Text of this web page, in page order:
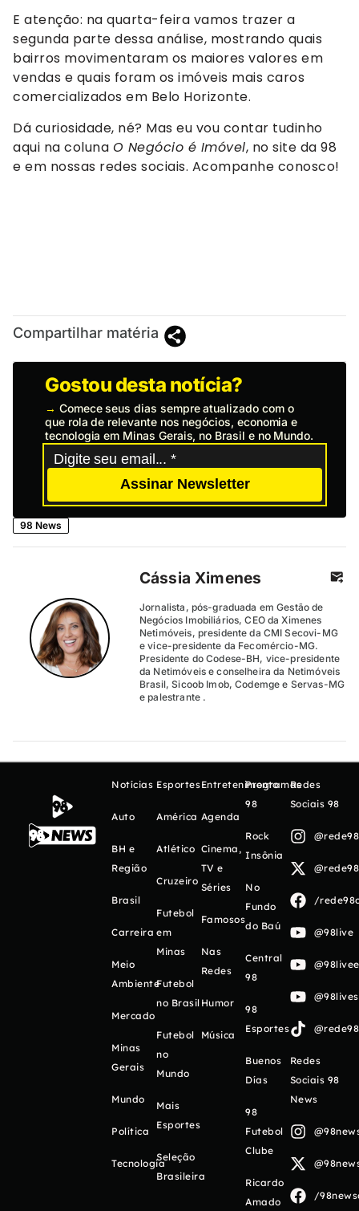
E atenção: na quarta-feira vamos trazer a
segunda parte dessa análise, mostrando quais
bairros movimentaram os maiores valores em
vendas e quais foram os imóveis mais caros
comercializados em Belo Horizonte.
Dá curiosidade, né? Mas eu vou contar tudinho
aqui na coluna O Negócio é Imóvel, no site da 98
e em nossas redes sociais. Acompanhe conosco!
Compartilhar matéria
Gostou desta notícia?
→ Comece seus dias sempre atualizado com o
que rola de relevante nos negócios, economia e
tecnologia em Minas Gerais, no Brasil e no Mundo.
Assinar Newsletter
98 News
Cássia Ximenes
Jornalista, pós-graduada em Gestão de
Negócios Imobiliários, CEO da Ximenes
Netimóveis, presidente da CMI Secovi-MG
e vice-presidente da Fecomércio-MG.
Presidente do Codese-BH, vice-presidente
da Netimóveis e conselheira da Netimóveis
Brasil, Sicoob Imob, Codemge e Servas-MG
e palestrante .
Notícias
Auto
BH e
Região
Brasil
Carreira
Meio
Ambiente
Mercado
Minas
Gerais
Mundo
Política
Tecnologia
Esportes
América
Atlético
Cruzeiro
Futebol
em
Minas
Futebol
no Brasil
Futebol
no
Mundo
Mais
Esportes
Seleção
Brasileira
Entretenimento
Agenda
Cinema,
TV e
Séries
Famosos
Nas
Redes
Humor
Música
Programas
98
Rock
Insônia
No
Fundo
do Baú
Central
98
98
Esportes
Buenos
Días
98
Futebol
Clube
Ricardo
Amado
Redes
Sociais 98
/
@98live
Redes
Sociais 98
News
/